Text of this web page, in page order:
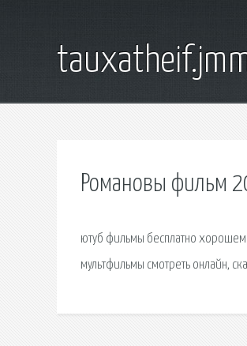
Романовы фильм
ютуб фильмы бесплатно хорошем
мультфильмы смотреть онлайн,